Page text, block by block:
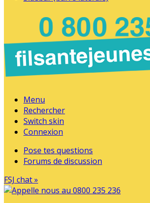
Menu
Rechercher
Switch skin
Connexion
Pose tes questions
Forums de discussion
FSJ chat »